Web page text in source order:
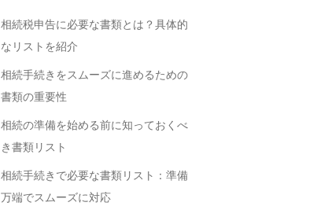
相続税申告に必要な書類とは？具体的
なリストを紹介
相続手続きをスムーズに進めるための
書類の重要性
相続の準備を始める前に知っておくべ
き書類リスト
相続手続きで必要な書類リスト：準備
万端でスムーズに対応